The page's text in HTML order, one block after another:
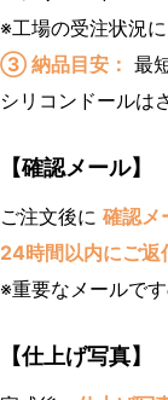
※工場の受注状況
③ 納品目安： 最
シリコンドールは
【確認メール】
ご注文後に 確認メ
24時間以内にご返
※重要なメールで
【仕上げ写真】